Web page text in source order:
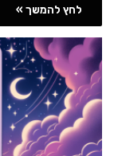
לחץ להמשך »